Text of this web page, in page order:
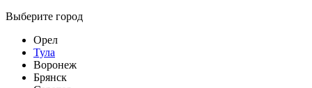
Выберите город
Орел
Тула
Воронеж
Брянск